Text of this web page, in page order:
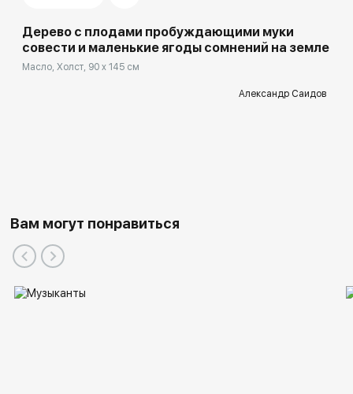
Дерево с плодами пробуждающими муки
совести и маленькие ягоды сомнений на земле
Масло, Холст, 90 x 145 см
Александр Саидов
Вам могут понравиться